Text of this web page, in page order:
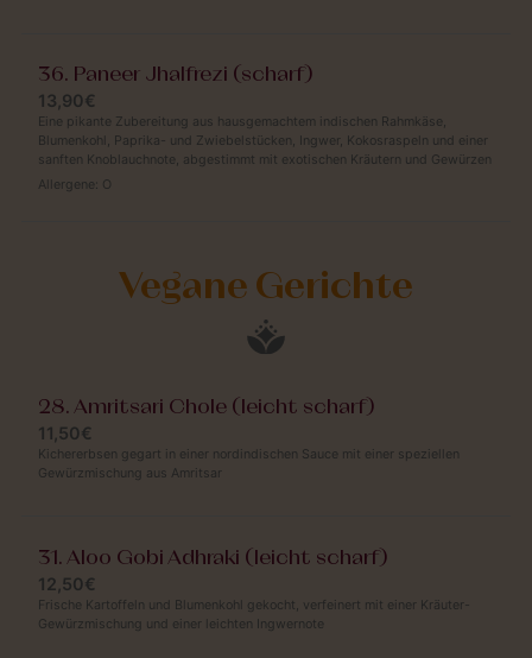
36. Paneer Jhalfrezi (scharf)
13,90€
Eine pikante Zubereitung aus hausgemachtem indischen Rahmkäse,
Blumenkohl, Paprika- und Zwiebelstücken, Ingwer, Kokosraspeln und einer
sanften Knoblauchnote, abgestimmt mit exotischen Kräutern und Gewürzen
Allergene:
O
Vegane Gerichte
28. Amritsari Chole (leicht scharf)
11,50€
Kichererbsen gegart in einer nordindischen Sauce mit einer speziellen
Gewürzmischung aus Amritsar
31. Aloo Gobi Adhraki (leicht scharf)
12,50€
Frische Kartoffeln und Blumenkohl gekocht, verfeinert mit einer Kräuter-
Gewürzmischung und einer leichten Ingwernote